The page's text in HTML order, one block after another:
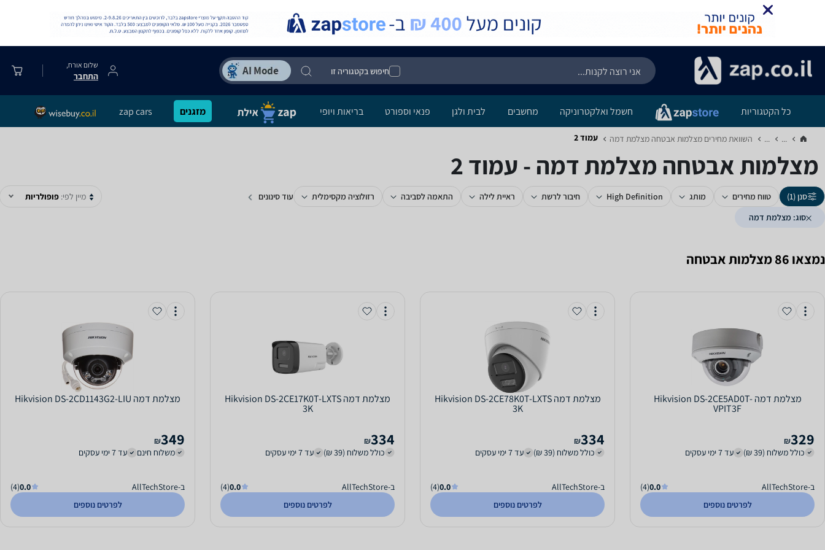
חיפוש בקטגוריה זו
שלום אורח,
התחבר
כל הקטגוריות חשמל ואלקטרוניקה מחשבים לבית ולגן פנאי וספורט בריאות ויופי מזגנים zap cars
...
... השוואת מחירים מצלמות אבטחה ‏מצלמת דמה‏ עמוד 2
מצלמות אבטחה ‏מצלמת דמה - עמוד 2
סנן (1) טווח מחירים מותג High Definition חיבור לרשת ראיית לילה התאמה לסביבה רזולוציה מקסימלית
עוד סינונים
סוג: מצלמת דמה
מיין לפי: פופולריות
נמצאו 86 מצלמות אבטחה
‏מצלמת דמה Hikvision DS-2CE5AD0T-
VPIT3F
329
₪
כולל משלוח (39 ₪)
עד 7 ימי עסקים
ב-AllTechStore 0.0
(4)
לפרטים נוספים
‏מצלמת דמה Hikvision DS-2CE78K0T-LXTS
3K
334
₪
כולל משלוח (39 ₪)
עד 7 ימי עסקים
ב-AllTechStore 0.0
(4)
לפרטים נוספים
‏מצלמת דמה Hikvision DS-2CE17K0T-LXTS
3K
334
₪
כולל משלוח (39 ₪)
עד 7 ימי עסקים
ב-AllTechStore 0.0
(4)
לפרטים נוספים
‏מצלמת דמה Hikvision DS-2CD1143G2-LIU
349
₪
משלוח חינם
עד 7 ימי עסקים
ב-AllTechStore 0.0
(4)
לפרטים נוספים